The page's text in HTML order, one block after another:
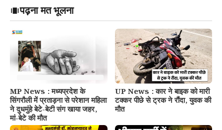
पढ़ना मत भूलना
MP News : मध्यप्रदेश के
सिंगरौली में प्रताड़ना से परेशान महिला
ने दुधमुंहे बेटे-बेटी संग खाया जहर,
मां-बेटे की मौत
UP News : कार ने बाइक को मारी
टक्कर पीछे से ट्रक ने रौंदा, युवक की
मौत